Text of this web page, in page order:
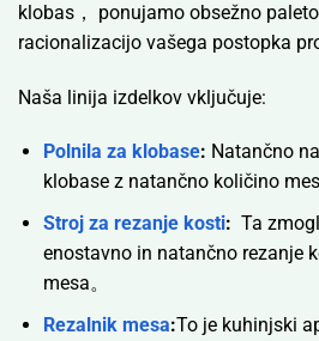
klobas， ponujamo obsežno
racionalizacijo vašega postopka
Naša linija izdelkov vključuje:
Polnila za klobase: Natančno
klobase z natančno količino
Stroj za rezanje kosti: Ta
enostavno in natančno rezanje
mesa。
Rezalnik mesa:To je kuhinjski